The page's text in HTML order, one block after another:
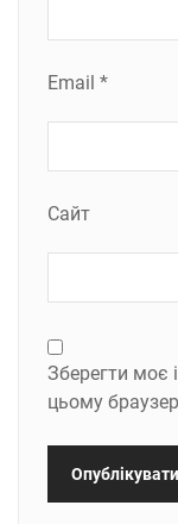
Email *
Сайт
Зберегти моє
цьому